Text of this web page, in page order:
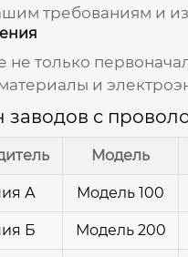
требованиям и
не только
и
заводов с
Модель
А Модель 100
Б Модель 200